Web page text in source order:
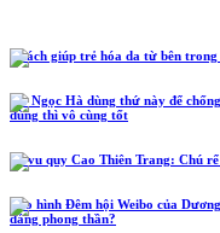
5 cách giúp trẻ hóa da từ bên
Hồ Ngọc Hà dùng thứ này để
dùng thì vô cùng tốt
Lễ vu quy Cao Thiên Trang: Chú
Tạo hình Đêm hội Weibo của
đáng phong thần?